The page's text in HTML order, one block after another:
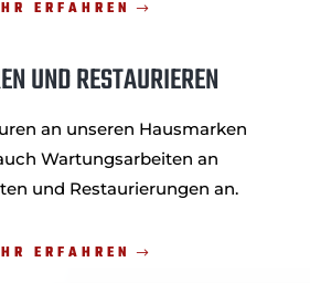
ERFAHREN
UND RESTAURIEREN
an unseren Hausmarken
Wartungsarbeiten an
und Restaurierungen an.
ERFAHREN